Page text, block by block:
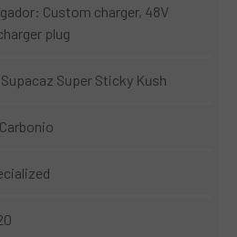
Custom charger, 48V
plug
Supacaz Super Sticky Kush
Carbonio